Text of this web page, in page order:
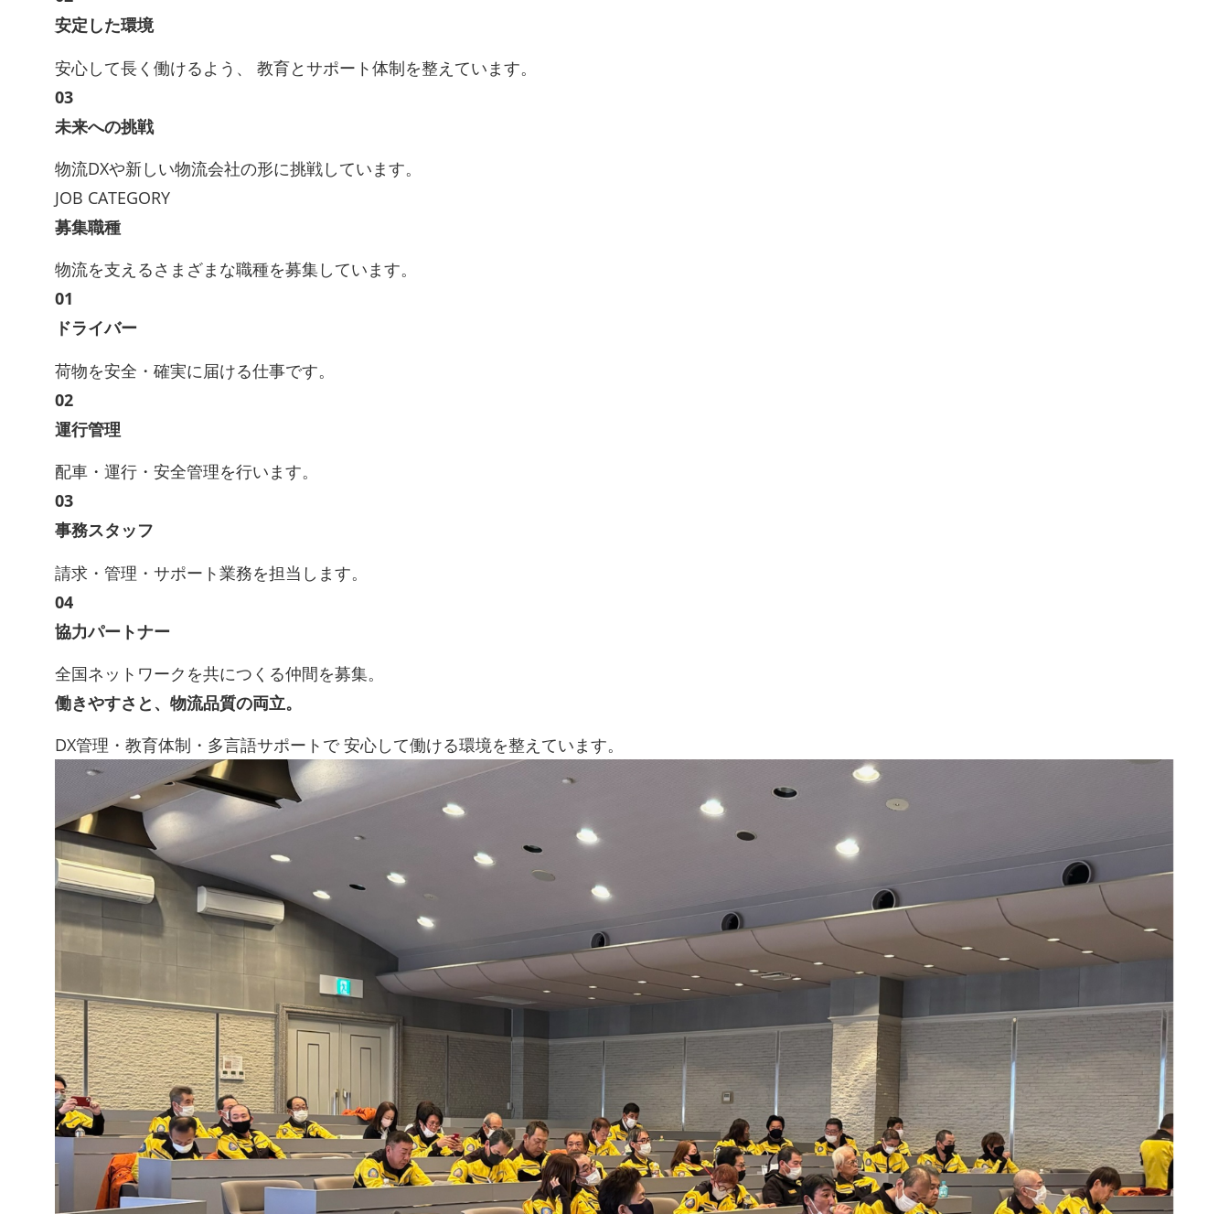
安定した環境
安心して長く働けるよう、 教育とサポート体制を整えています。
03
未来への挑戦
物流DXや新しい物流会社の形に挑戦しています。
JOB CATEGORY
募集職種
物流を支えるさまざまな職種を募集しています。
01
ドライバー
荷物を安全・確実に届ける仕事です。
02
運行管理
配車・運行・安全管理を行います。
03
事務スタッフ
請求・管理・サポート業務を担当します。
04
協力パートナー
全国ネットワークを共につくる仲間を募集。
働きやすさと、物流品質の両立。
DX管理・教育体制・多言語サポートで 安心して働ける環境を整えています。